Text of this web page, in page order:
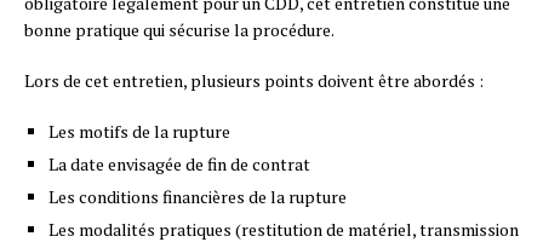
bonne pratique qui sécurise la procédure.
Lors de cet entretien, plusieurs points doivent être abordés :
Les motifs de la rupture
La date envisagée de fin de contrat
Les conditions financières de la rupture
Les modalités pratiques (restitution de matériel, transmission